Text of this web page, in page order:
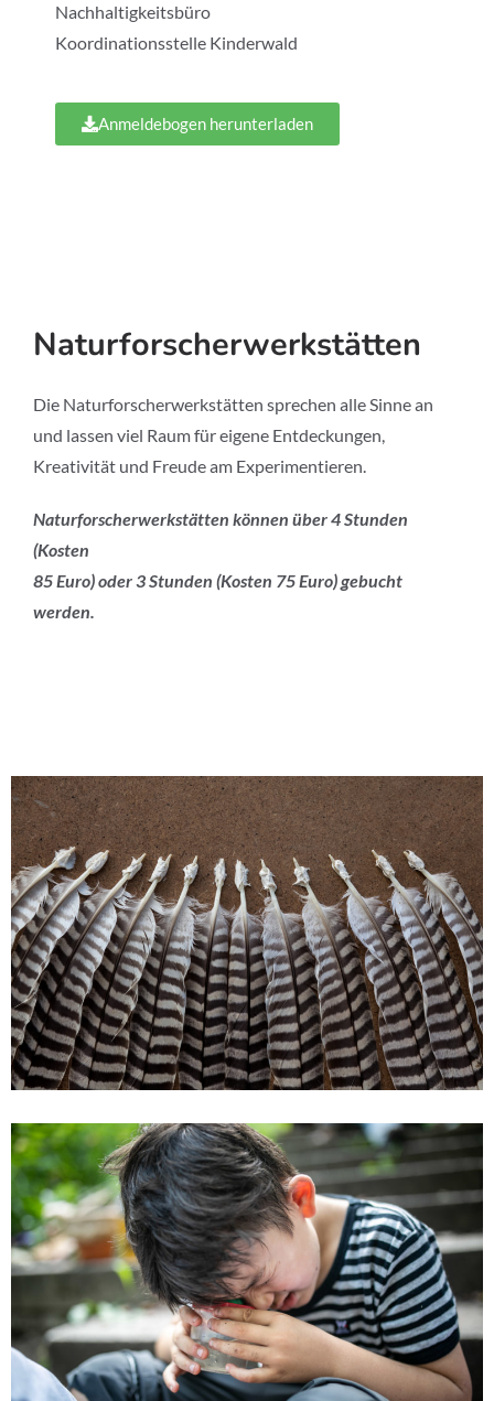
Nachhaltigkeitsbüro
Koordinationsstelle Kinderwald
Anmeldebogen herunterladen
Naturforscherwerkstätten
Die Naturforscherwerkstätten sprechen alle Sinne an
und lassen viel Raum für eigene Entdeckungen,
Kreativität und Freude am Experimentieren.
Naturforscherwerkstätten können über 4 Stunden
(Kosten
85 Euro) oder 3 Stunden (Kosten 75 Euro) gebucht
werden.